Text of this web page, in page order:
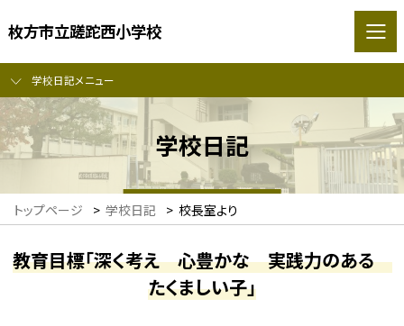
枚方市立蹉跎西小学校
学校日記メニュー
学校日記
トップページ > 学校日記 > 校長室より
教育目標「深く考え 心豊かな 実践力のある
たくましい子」